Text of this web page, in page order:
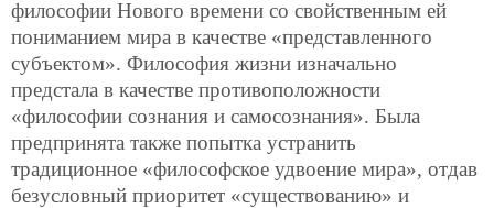
философии Нового времени со свойственным ей
пониманием мира в качестве «представленного
субъектом». Философия жизни изначально
предстала в качестве противоположности
«философии сознания и самосознания». Была
предпринята также попытка устранить
традиционное «философское удвоение мира», отдав
безусловный приоритет «существованию» и